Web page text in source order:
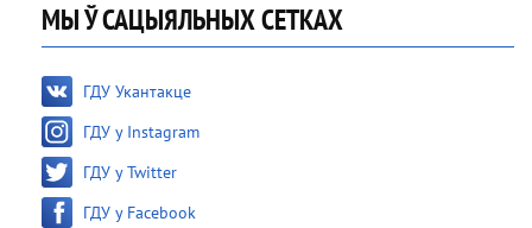
МЫ Ў САЦЫЯЛЬНЫХ СЕТКАХ
ГДУ Укантакце
ГДУ у Instagram
ГДУ у Twitter
ГДУ у Facebook